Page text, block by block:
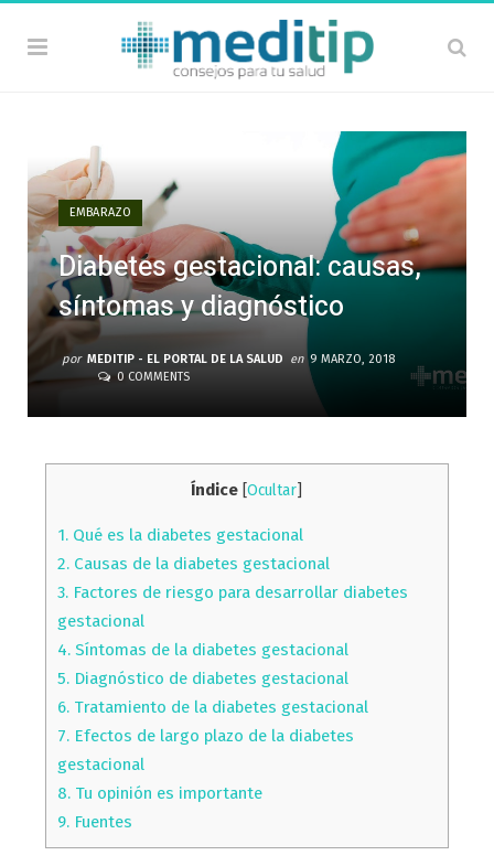
EMBARAZO
Diabetes gestacional: causas,
síntomas y diagnóstico
por MEDITIP - EL PORTAL DE LA SALUD en 9 MARZO, 2018
0 COMMENTS
Índice [Ocultar]
1.Qué es la diabetes gestacional
2.Causas de la diabetes gestacional
3.Factores de riesgo para desarrollar diabetes
gestacional
4.Síntomas de la diabetes gestacional
5.Diagnóstico de diabetes gestacional
6.Tratamiento de la diabetes gestacional
7.Efectos de largo plazo de la diabetes
gestacional
8.Tu opinión es importante
9.Fuentes